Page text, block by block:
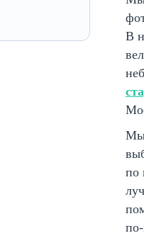
В
Мы
по